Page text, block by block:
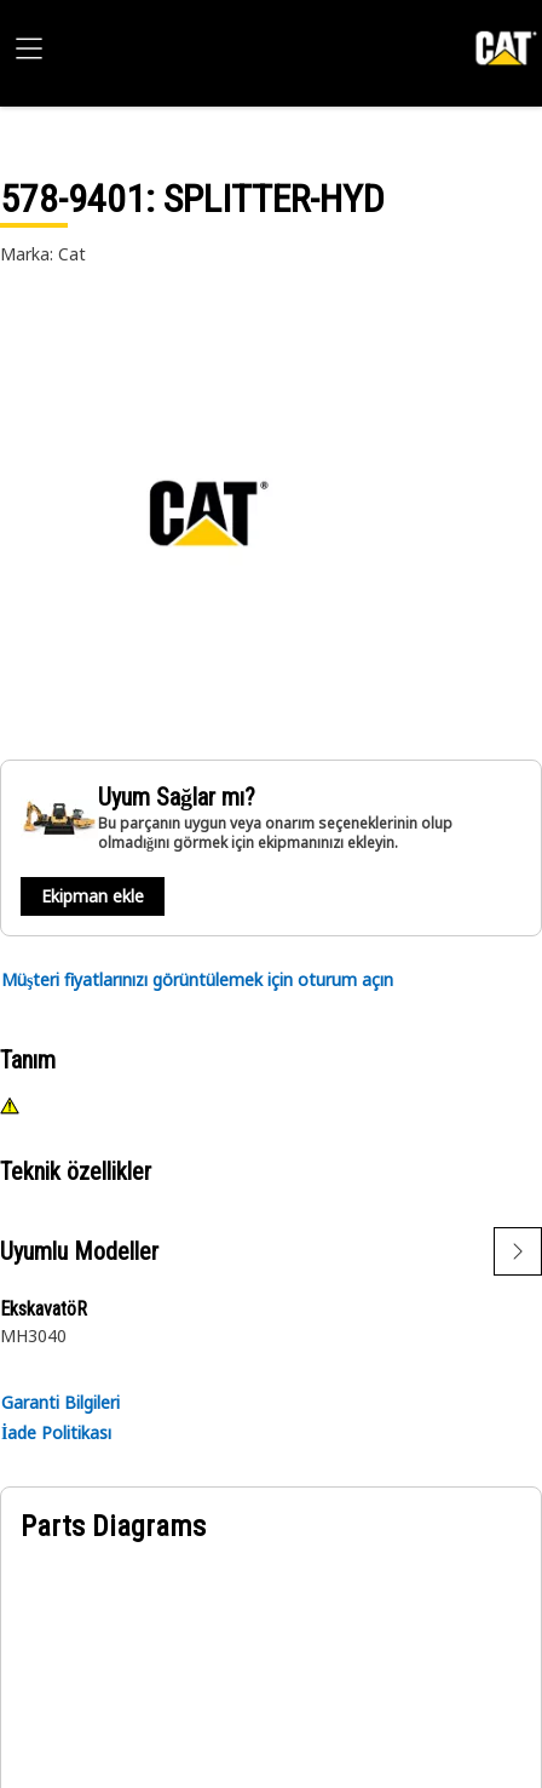
578-9401: SPLITTER-HYD
Marka: Cat
Uyum Sağlar mı?
Bu parçanın uygun veya onarım seçeneklerinin olup
olmadığını görmek için ekipmanınızı ekleyin.
Ekipman ekle
Müşteri fiyatlarınızı görüntülemek için oturum açın
Tanım
Teknik özellikler
Uyumlu Modeller
EkskavatöR
MH3040
Garanti Bilgileri
İade Politikası
Parts Diagrams